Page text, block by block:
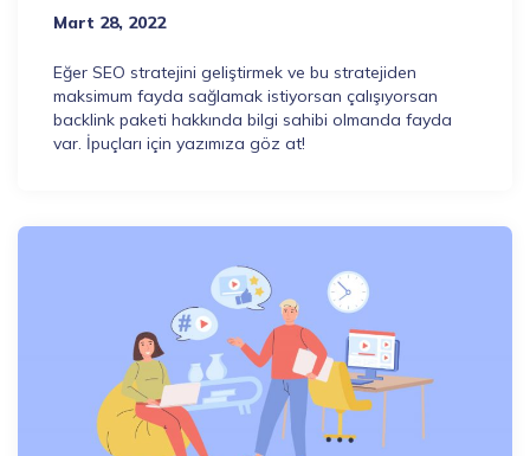
Mart 28, 2022
Eğer SEO stratejini geliştirmek ve bu stratejiden
maksimum fayda sağlamak istiyorsan çalışıyorsan
backlink paketi hakkında bilgi sahibi olmanda fayda
var. İpuçları için yazımıza göz at!